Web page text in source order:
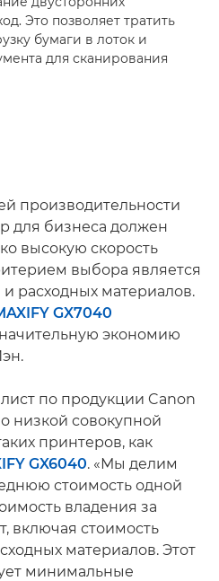
Это позволяет тратить
бумаги в лоток и
для сканирования
производительности
для бизнеса должен
высокую скорость
выбора является
и расходных материалов.
GX7040
экономию
по продукции Canon
низкой совокупной
принтеров, как
GX6040. «Мы делим
стоимость одной
владения за
включая стоимость
материалов. Этот
минимальные